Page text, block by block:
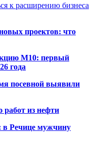
к расширению бизнеса
проектов: что
М10: первый
года
посевной выявили
работ из нефти
в Речице мужчину